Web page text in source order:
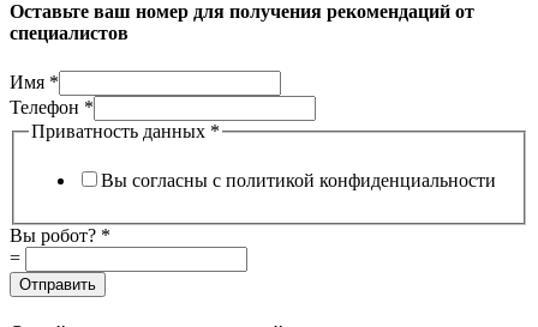
Оставьте ваш номер для получения рекомендаций от
специалистов
Имя *
Телефон *
данных
робот?
Приватность данных *
Вы согласны с политикой конфиденциальности
Вы робот? *
=
Отправить